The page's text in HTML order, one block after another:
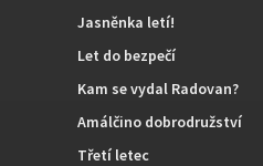
Jasněnka letí!
Let do bezpečí
Kam se vydal Radovan?
Amálčino dobrodružství
Třetí letec